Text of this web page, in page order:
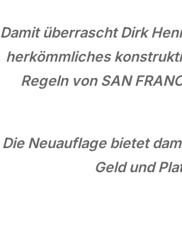
Damit überrascht Dirk
herkömmliches
Regeln von SAN
Die Neuauflage bietet
Geld und